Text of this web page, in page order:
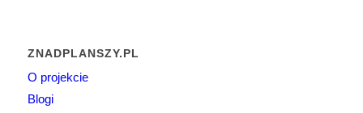
ZNADPLANSZY.PL
O projekcie
Blogi